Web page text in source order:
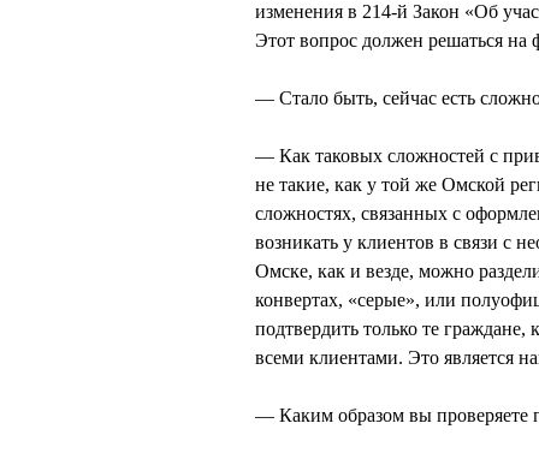
изменения в 214-й Закон «Об
Этот вопрос должен решаться на
— Стало быть, сейчас есть
— Как таковых сложностей с
не такие, как у той же Омской
сложностях, связанных с
возникать у клиентов в связи с
Омске, как и везде, можно
конвертах, «серые», или
подтвердить только те
всеми клиентами. Это является
— Каким образом вы проверяете